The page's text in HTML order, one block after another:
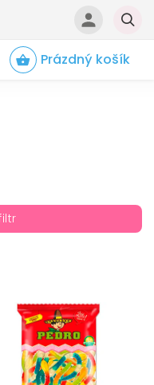
Prázdný košík